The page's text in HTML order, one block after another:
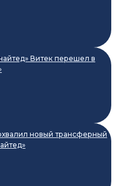
Витек перешел в
новый трансферный